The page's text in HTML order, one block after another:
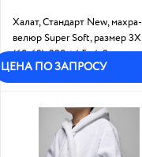
Халат, Стандарт New, махра-
велюр Super Soft, размер
(60-62), 330 +/-5 г/м2
ЦЕНА ПО ЗАПРОСУ